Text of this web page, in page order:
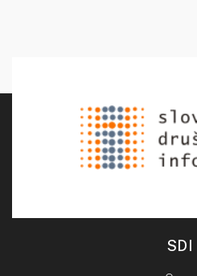
SDI